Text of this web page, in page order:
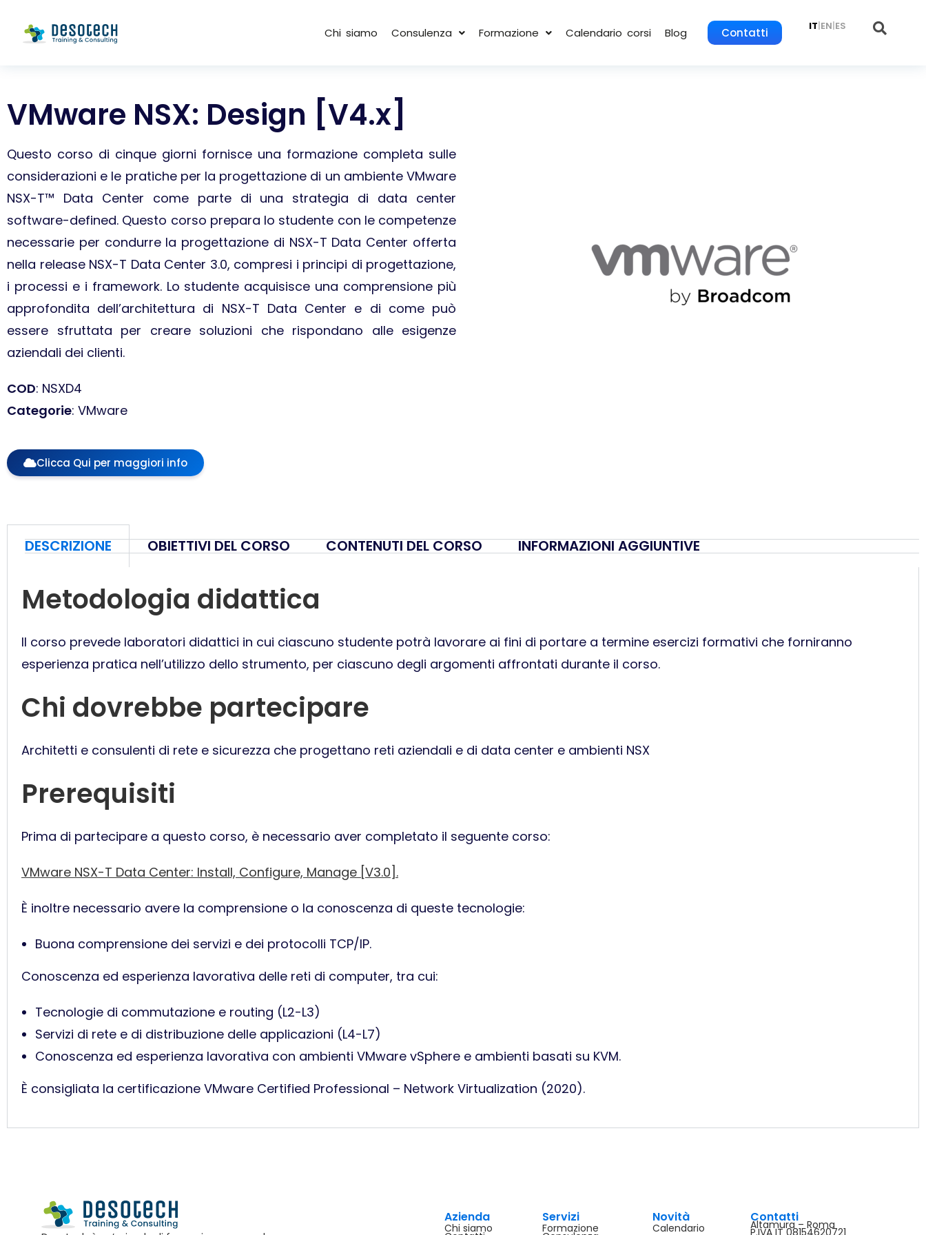
Chi siamo Consulenza Formazione Calendario corsi Blog Contatti IT|EN|ES
VMware NSX: Design [V4.x]
Questo corso di cinque giorni fornisce una formazione completa sulle
considerazioni e le pratiche per la progettazione di un ambiente VMware
NSX-T™ Data Center come parte di una strategia di data center
software-defined. Questo corso prepara lo studente con le competenze
necessarie per condurre la progettazione di NSX-T Data Center offerta
nella release NSX-T Data Center 3.0, compresi i principi di progettazione,
i processi e i framework. Lo studente acquisisce una comprensione più
approfondita dell’architettura di NSX-T Data Center e di come può
essere sfruttata per creare soluzioni che rispondano alle esigenze
aziendali dei clienti.
COD: NSXD4
Categorie: VMware
Clicca Qui per maggiori info
DESCRIZIONE OBIETTIVI DEL CORSO CONTENUTI DEL CORSO INFORMAZIONI AGGIUNTIVE
Metodologia didattica
Il corso prevede laboratori didattici in cui ciascuno studente potrà lavorare ai fini di portare a termine esercizi formativi che forniranno
esperienza pratica nell’utilizzo dello strumento, per ciascuno degli argomenti affrontati durante il corso.
Chi dovrebbe partecipare
Architetti e consulenti di rete e sicurezza che progettano reti aziendali e di data center e ambienti NSX
Prerequisiti
Prima di partecipare a questo corso, è necessario aver completato il seguente corso:
VMware NSX-T Data Center: Install, Configure, Manage [V3.0].
È inoltre necessario avere la comprensione o la conoscenza di queste tecnologie:
Buona comprensione dei servizi e dei protocolli TCP/IP.
Conoscenza ed esperienza lavorativa delle reti di computer, tra cui:
Tecnologie di commutazione e routing (L2-L3)
Servizi di rete e di distribuzione delle applicazioni (L4-L7)
Conoscenza ed esperienza lavorativa con ambienti VMware vSphere e ambienti basati su KVM.
È consigliata la certificazione VMware Certified Professional – Network Virtualization (2020).
Azienda
Chi siamo
Servizi
Formazione
Novità
Calendario
Contatti
Altamura – Roma